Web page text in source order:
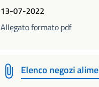
13-07-2022
Allegato formato pdf
Elenco negozi